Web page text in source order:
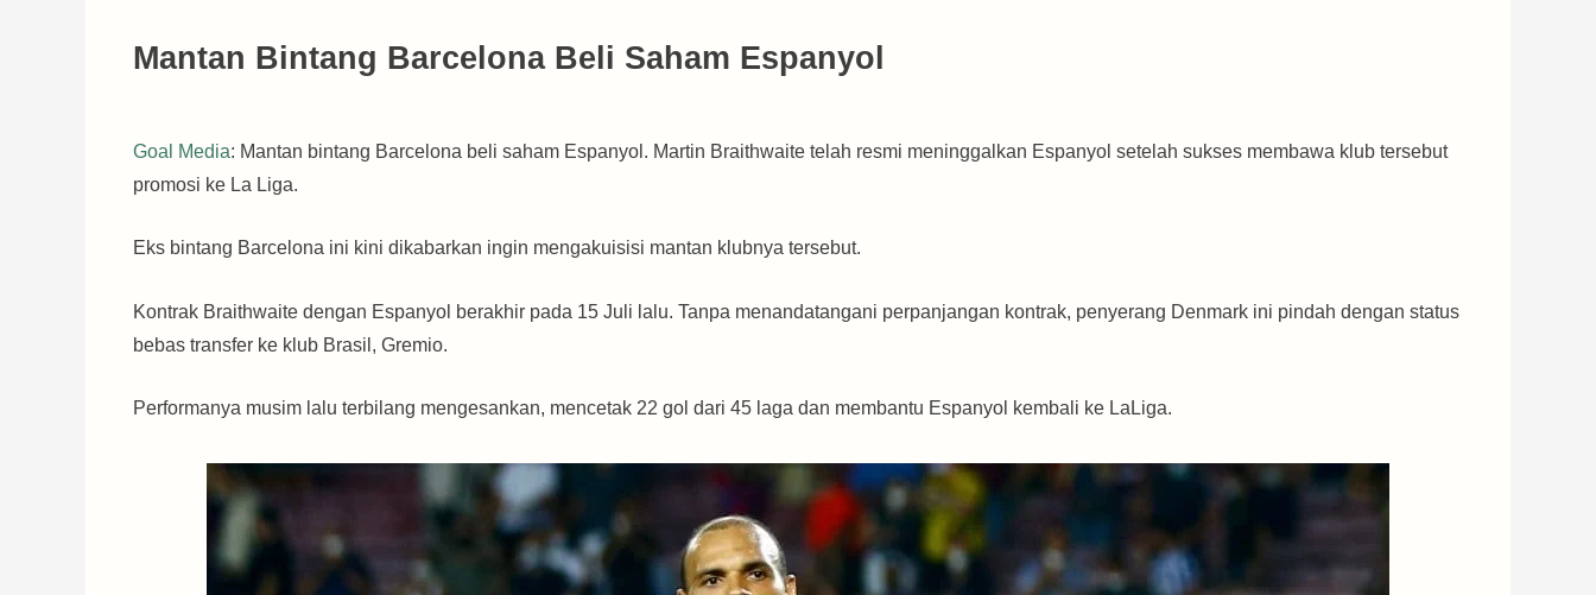
Mantan Bintang Barcelona Beli Saham Espanyol
Goal Media: Mantan bintang Barcelona beli saham Espanyol. Martin Braithwaite telah resmi meninggalkan Espanyol setelah sukses membawa klub tersebut
promosi ke La Liga.
Eks bintang Barcelona ini kini dikabarkan ingin mengakuisisi mantan klubnya tersebut.
Kontrak Braithwaite dengan Espanyol berakhir pada 15 Juli lalu. Tanpa menandatangani perpanjangan kontrak, penyerang Denmark ini pindah dengan status
bebas transfer ke klub Brasil, Gremio.
Performanya musim lalu terbilang mengesankan, mencetak 22 gol dari 45 laga dan membantu Espanyol kembali ke LaLiga.